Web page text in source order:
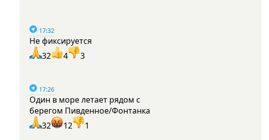
17:32
Не фиксируется
32
4 3
17:26
Один в море летает рядом с
берегом Пивденное/Фонтанка
32
12 1